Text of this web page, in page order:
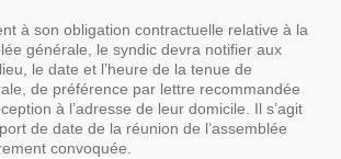
à son obligation contractuelle relative à la
générale, le syndic devra notifier aux
le date et l’heure de la tenue de
de préférence par lettre recommandée
à l’adresse de leur domicile. Il s’agit
de date de la réunion de l’assemblée
convoquée.